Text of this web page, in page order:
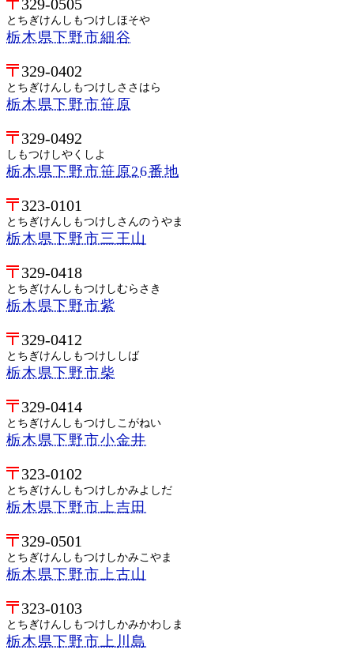
329-0505
とちぎけんしもつけしほそや
栃木県下野市細谷
329-0402
とちぎけんしもつけしささはら
栃木県下野市笹原
329-0492
しもつけしやくしよ
栃木県下野市笹原26番地
323-0101
とちぎけんしもつけしさんのうやま
栃木県下野市三王山
329-0418
とちぎけんしもつけしむらさき
栃木県下野市紫
329-0412
とちぎけんしもつけししば
栃木県下野市柴
329-0414
とちぎけんしもつけしこがねい
栃木県下野市小金井
323-0102
とちぎけんしもつけしかみよしだ
栃木県下野市上吉田
329-0501
とちぎけんしもつけしかみこやま
栃木県下野市上古山
323-0103
とちぎけんしもつけしかみかわしま
栃木県下野市上川島